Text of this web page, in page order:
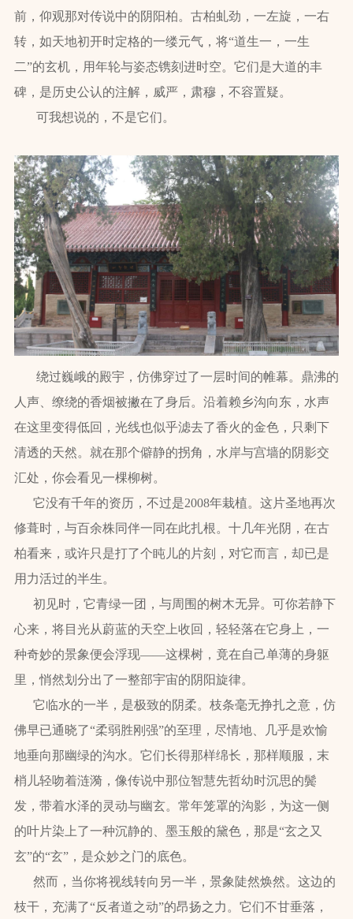
前，仰观那对传说中的阴阳柏。古柏虬劲，一左旋，一右
转，如天地初开时定格的一缕元气，将“道生一，一生
二”的玄机，用年轮与姿态镌刻进时空。它们是大道的丰
碑，是历史公认的注解，威严，肃穆，不容置疑。
可我想说的，不是它们。
绕过巍峨的殿宇，仿佛穿过了一层时间的帷幕。鼎沸的
人声、缭绕的香烟被撇在了身后。沿着赖乡沟向东，水声
在这里变得低回，光线也似乎滤去了香火的金色，只剩下
清透的天然。就在那个僻静的拐角，水岸与宫墙的阴影交
汇处，你会看见一棵柳树。
它没有千年的资历，不过是2008年栽植。这片圣地再次
修葺时，与百余株同伴一同在此扎根。十几年光阴，在古
柏看来，或许只是打了个盹儿的片刻，对它而言，却已是
用力活过的半生。
初见时，它青绿一团，与周围的树木无异。可你若静下
心来，将目光从蔚蓝的天空上收回，轻轻落在它身上，一
种奇妙的景象便会浮现——这棵树，竟在自己单薄的身躯
里，悄然划分出了一整部宇宙的阴阳旋律。
它临水的一半，是极致的阴柔。枝条毫无挣扎之意，仿
佛早已通晓了“柔弱胜刚强”的至理，尽情地、几乎是欢愉
地垂向那幽绿的沟水。它们长得那样绵长，那样顺服，末
梢儿轻吻着涟漪，像传说中那位智慧先哲幼时沉思的鬓
发，带着水泽的灵动与幽玄。常年笼罩的沟影，为这一侧
的叶片染上了一种沉静的、墨玉般的黛色，那是“玄之又
玄”的“玄”，是众妙之门的底色。
然而，当你将视线转向另一半，景象陡然焕然。这边的
枝干，充满了“反者道之动”的昂扬之力。它们不甘垂落，